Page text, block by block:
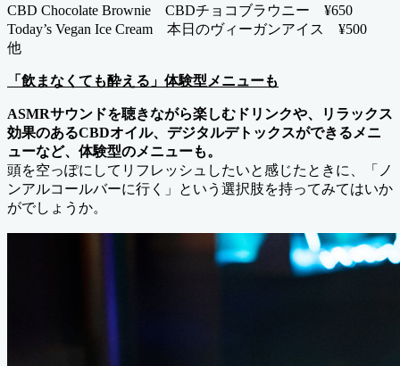
CBD Chocolate Brownie CBDチョコブラウニー ¥650
Today’s Vegan Ice Cream 本日のヴィーガンアイス ¥500
他
「飲まなくても酔える」体験型メニューも
ASMRサウンドを聴きながら楽しむドリンクや、リラックス
効果のあるCBDオイル、デジタルデトックスができるメニ
ューなど、体験型のメニューも。
頭を空っぽにしてリフレッシュしたいと感じたときに、「ノ
ンアルコールバーに行く」という選択肢を持ってみてはいか
がでしょうか。